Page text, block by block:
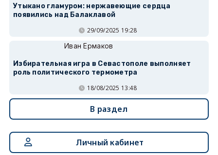
Утыкано гламуром: нержавеющие сердца
появились над Балаклавой
29/09/2025 19:28
Иван Ермаков
Избирательная игра в Севастополе выполняет
роль политического термометра
18/08/2025 13:48
В раздел
Личный кабинет